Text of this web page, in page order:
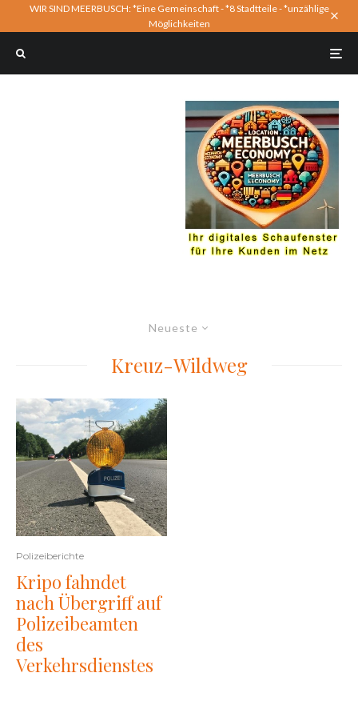
WIR SIND MEERBUSCH: *Eine Gemeinschaft - *8 Stadtteile - *unzählige
Möglichkeiten
Neueste
Kreuz-Wildweg
Polizeiberichte
Kripo fahndet
nach Übergriff auf
Polizeibeamten
des
Verkehrsdienstes